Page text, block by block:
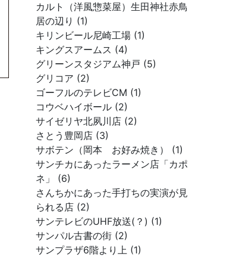
カルト（洋風惣菜屋）生田神社赤鳥
居の辺り (1)
キリンビール尼崎工場 (1)
キングスアームス (4)
グリーンスタジアム神戸 (5)
グリコア (2)
ゴーフルのテレビCM (1)
コウベハイボール (2)
サイゼリヤ北夙川店 (2)
さとう豊岡店 (3)
サボテン（岡本 お好み焼き） (1)
サンチカにあったラーメン店「カポ
ネ」 (6)
さんちかにあった手打ちの実演が見
られる店 (2)
サンテレビのUHF放送(？) (1)
サンパル古書の街 (2)
サンプラザ6階より上 (1)